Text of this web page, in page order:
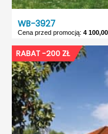
WB-3927
Cena przed promocją: 4 100,00
WB-3927
Dostępność:
Typ projektu:
Garaż:
Dach:
RABAT -200 ZŁ